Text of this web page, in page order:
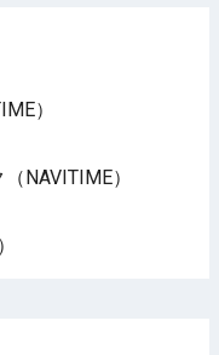
）
NAVITIME）